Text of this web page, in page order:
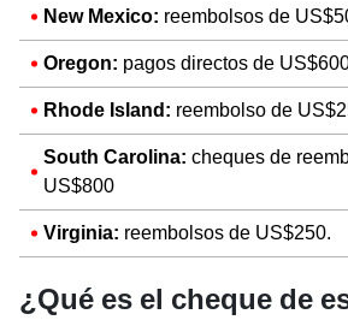
New Mexico: reembolsos de
Oregon: pagos directos de
Rhode Island: reembolso de
South Carolina: cheques de
US$800
Virginia: reembolsos de US$250.
¿Qué es el cheque de